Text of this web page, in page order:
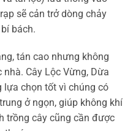
sẽ cản trở dòng chảy
bách.
tán cao nhưng không
Cây Lộc Vừng, Dừa
lựa chọn tốt vì chúng có
ở ngọn, giúp không khí
trồng cây cũng cần được